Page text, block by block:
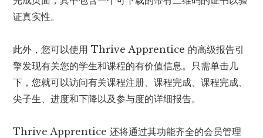
证真实性。
此外，您可以使用 Thrive Apprentice 的高级报告引
擎发现有关您的学生和课程的有价值信息。只需单击几
下，您就可以访问有关课程注册、课程完成、课程完成、
尖子生、进度和下降以及参与度的详细报告。
Thrive Apprentice 还将通过其功能齐全的会员管理